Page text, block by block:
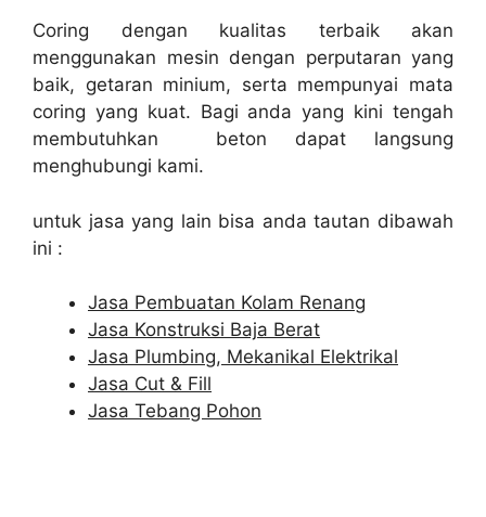
Coring dengan kualitas terbaik akan
menggunakan mesin dengan perputaran yang
baik, getaran minium, serta mempunyai mata
coring yang kuat. Bagi anda yang kini tengah
membutuhkan beton dapat langsung
menghubungi kami.
untuk jasa yang lain bisa anda tautan dibawah
ini :
Jasa Pembuatan Kolam Renang
Jasa Konstruksi Baja Berat
Jasa Plumbing, Mekanikal Elektrikal
Jasa Cut & Fill
Jasa Tebang Pohon